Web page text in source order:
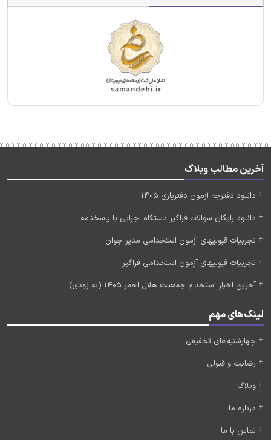
آخرین مطالب وبلاگ
دانلود دفترچه آزمون دفتریاری 1405
دانلود رایگان سوالات فراگیر دستگاه اجرایی با پاسخنامه
تجربیات قبولیهای آزمون استخدامی مدیر جوان
تجربیات قبولیهای آزمون استخدامی فراگیر
آخرین اخبار استخدام جمعیت هلال احمر 1405 (به زودی)
لینک‌های مهم
چهارشنبه‌های تخفیفی
رضایت و قبولی
وبلاگ
درباره ما
تماس با ما